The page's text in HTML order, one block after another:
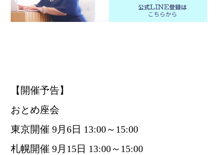
【開催予告】
おとめ座会
東京開催 9月6日 13:00～15:00
札幌開催 9月15日 13:00～15:00